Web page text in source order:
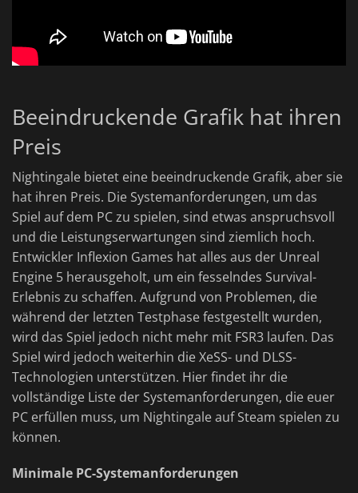
Beeindruckende Grafik hat ihren
Preis
Nightingale bietet eine beeindruckende Grafik, aber sie
hat ihren Preis. Die Systemanforderungen, um das
Spiel auf dem PC zu spielen, sind etwas anspruchsvoll
und die Leistungserwartungen sind ziemlich hoch.
Entwickler Inflexion Games hat alles aus der Unreal
Engine 5 herausgeholt, um ein fesselndes Survival-
Erlebnis zu schaffen. Aufgrund von Problemen, die
während der letzten Testphase festgestellt wurden,
wird das Spiel jedoch nicht mehr mit FSR3 laufen. Das
Spiel wird jedoch weiterhin die XeSS- und DLSS-
Technologien unterstützen. Hier findet ihr die
vollständige Liste der Systemanforderungen, die euer
PC erfüllen muss, um Nightingale auf Steam spielen zu
können.
Minimale PC-Systemanforderungen